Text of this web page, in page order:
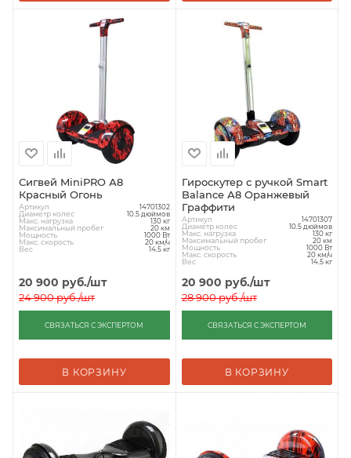
Сигвей MiniPRO А8
Красный Огонь
Артикул 14701302
Диаметр колес 10.5 дюймов
Макс. нагрузка 130 кг
Максимальный пробег 20 км
Мощность 1000 Вт
Макс. скорость 20 км/ч
Вес 14.5 кг
20 900 руб./шт
24 900руб./шт
СВЯЗАТЬСЯ С ЭКСПЕРТОМ
В КОРЗИНУ
Гироскутер с ручкой Smart
Balance А8 Оранжевый
Граффити
Артикул 14701307
Диаметр колес 10.5 дюймов
Макс. нагрузка 130 кг
Максимальный пробег 20 км
Мощность 1000 Вт
Макс. скорость 20 км/ч
Вес 14.5 кг
20 900 руб./шт
28 900руб./шт
СВЯЗАТЬСЯ С ЭКСПЕРТОМ
В КОРЗИНУ